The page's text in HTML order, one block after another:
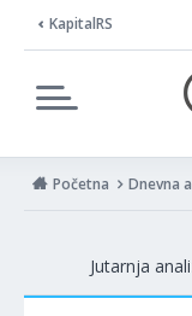
KapitalRS
Početna Dnevna
Jutarnja